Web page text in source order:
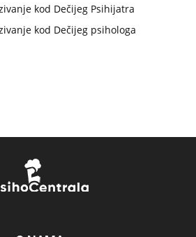
kod Dečijeg Psihijatra
kod Dečijeg psihologa